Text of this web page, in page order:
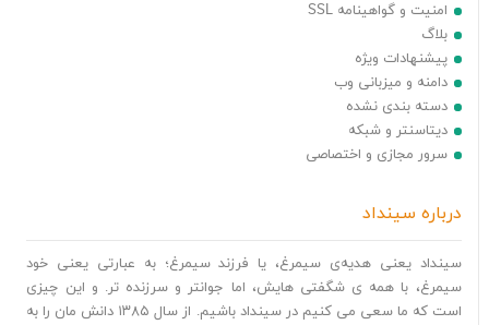
امنیت و گواهینامه SSL
بلاگ
پیشنهادات ویژه
دامنه و میزبانی وب
دسته بندی نشده
دیتاسنتر و شبکه
سرور مجازی و اختصاصی
درباره سینداد
سینداد یعنی هدیه‌ی سیمرغ، یا فرزند سیمرغ؛ به عبارتی یعنی خود
سیمرغ، با همه ی شگفتی هایش، اما جوانتر و سرزنده تر. و این چیزی
است که ما سعی می کنیم در سینداد باشیم. از سال ۱۳۸۵ دانش مان را به